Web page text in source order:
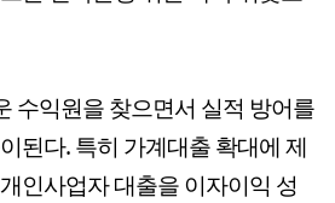
수익원을 찾으면서 실적 방어를
된다. 특히 가계대출 확대에 제
인사업자 대출을 이자이익 성